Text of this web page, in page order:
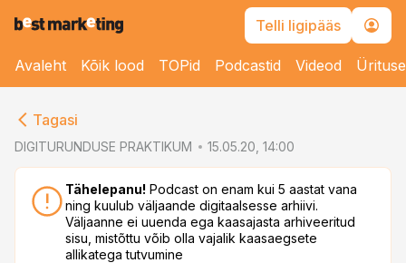
Telli ligipääs
Avaleht Kõik lood TOPid Podcastid Videod
Tagasi
DIGITURUNDUSE PRAKTIKUM 15.05.20, 14:00
Tähelepanu! Podcast on enam kui 5 aastat vana
ning kuulub väljaande digitaalsesse arhiivi.
Väljaanne ei uuenda ega kaasajasta arhiveeritud
sisu, mistõttu võib olla vajalik kaasaegsete
allikatega tutvumine